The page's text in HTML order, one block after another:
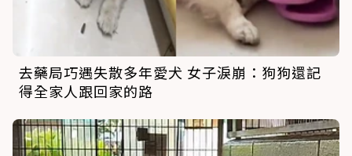
去藥局巧遇失散多年愛犬 女子淚崩：狗狗還記
得全家人跟回家的路